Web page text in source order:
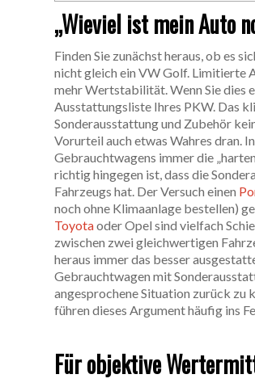
„Wieviel ist mein Auto
Finden Sie zunächst heraus, ob es
nicht gleich ein VW Golf. Limitierte
mehr Wertstabilität. Wenn Sie dies
Ausstattungsliste Ihres PKW. Das
Sonderausstattung und Zubehör
Vorurteil auch etwas Wahres dran.
Gebrauchtwagens immer die
richtig hingegen ist, dass die
Fahrzeugs hat. Der Versuch einen
noch ohne Klimaanlage bestellen)
Toyotaoder Opel sind vielfach
zwischen zwei gleichwertigen
heraus immer das besser
Gebrauchtwagen mit
angesprochene Situation zurück zu
führen dieses Argument häufig ins
Für objektive